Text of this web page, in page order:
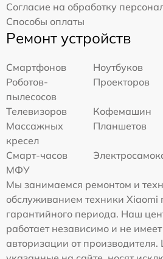
Согласие на обработку
Способы оплаты
Ремонт устройств
Смартфонов
Ноутбуков
Роботов-
пылесосов
Проекторов
Телевизоров
Кофемашин
Массажных
кресел
Планшетов
Смарт-часов
МФУ
Мы занимаемся ремонтом и
обслуживанием техники Xiaomi
гарантийного периода. Наш
работает независимо и не
авторизации от